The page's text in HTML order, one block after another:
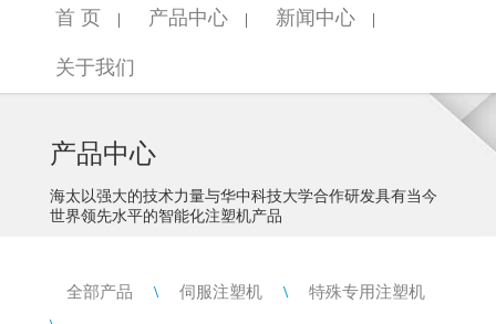
首 页 产品中心 新闻中心
关于我们
产品中心
海太以强大的技术力量与华中科技大学合作研发具有当今
世界领先水平的智能化注塑机产品
全部产品 \ 伺服注塑机 \
特殊专用注塑机